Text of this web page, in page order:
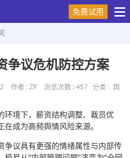
免费试用
争议危机防控方案
作者 : ZP 浏览次数 : 457 分类 : 舆
环境下，薪资结构调整、裁员优
成为高频舆情风险来源。
争议具有更强的情绪属性与内部传